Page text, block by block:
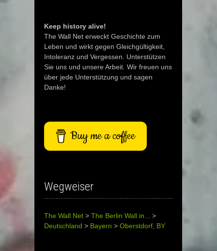
Keep history alive!
The Wall Net erweckt Geschichte zum
Leben und wirkt gegen Gleichgültigkeit,
Intoleranz und Vergessen. Unterstützen
Sie uns und unsere Arbeit. Wir freuen uns
über jede Unterstützung und sagen
Danke!
Buy me a coffee
Wegweiser
The Wall Net > The Berlin Wall in...
>
Deutschland > Bayern > Oberstdorf, BY